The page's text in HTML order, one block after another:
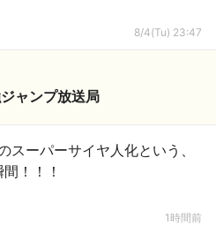
8/4(Tu) 23:47
ャンプ放送局
スーパーサイヤ人化という、
！！！
1時間前